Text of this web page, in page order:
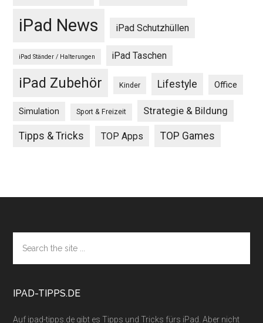
iPad News iPad Schutzhüllen
iPad Ständer / Halterungen iPad Taschen
iPad Zubehör Kinder Lifestyle Office
Simulation Sport & Freizeit Strategie & Bildung
Tipps & Tricks TOP Apps TOP Games
Footer
the
site
IPAD-TIPPS.DE
Auf ipad-tipps.de gibt es Tipps und Tricks fürs iPad. Aber nicht